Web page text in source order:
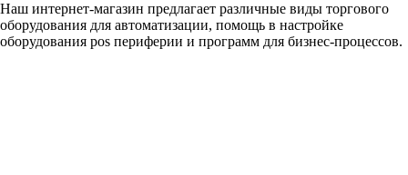
Наш интернет-магазин предлагает различные виды торгового
оборудования для автоматизации, помощь в настройке
оборудования pos периферии и программ для бизнес-процессов.